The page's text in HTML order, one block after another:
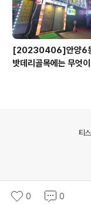
[20230406]안양6
밧데리골목에는 무엇
0 0
티